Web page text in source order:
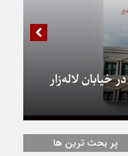
خیابان لاله‌زار
پر بحث ترین ها